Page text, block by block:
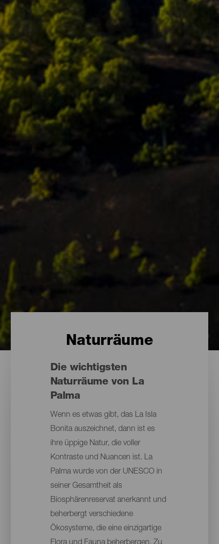
Naturräume
Die wichtigsten
Naturräume von La
Palma
Wenn es etwas gibt, das La Isla
Bonita auszeichnet, dann ist es
ihre üppige Natur, die voller
Kontraste und Nuancen ist. La
Palma wurde von der UNESCO in
seiner Gesamtheit als
Biosphärenreservat anerkannt und
beherbergt verschiedene
Ökosysteme, die eine einzigartige